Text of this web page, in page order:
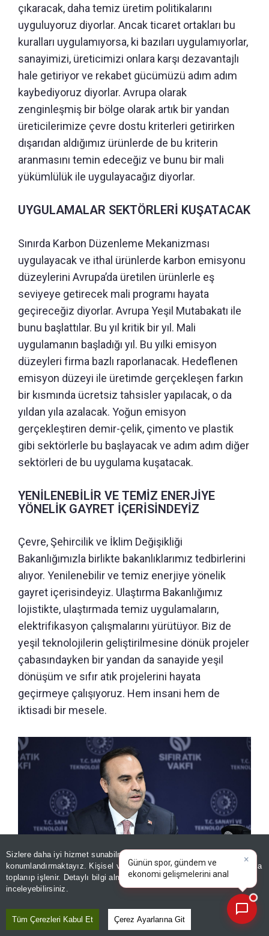
Sizlere daha iyi hizmet sunabilmek adına sitemizde
konumlandırmaktayız. Kişisel verileriniz, KVKK ve GDPR kapsamında
toplanıp işlenir. Detaylı bilgi almak içinAydınlatma Metnimizi
inceleyebilirsiniz.
Tüm Çerezleri Kabul Et Çerez Ayarlarına Git
çıkaracak, daha temiz üretim politikalarını
uyguluyoruz diyorlar. Ancak ticaret ortakları bu
kuralları uygulamıyorsa, ki bazıları uygulamıyorlar,
sanayimizi, üreticimizi onlara karşı dezavantajlı
hale getiriyor ve rekabet gücümüzü adım adım
kaybediyoruz diyorlar. Avrupa olarak
zenginleşmiş bir bölge olarak artık bir yandan
üreticilerimize çevre dostu kriterleri getirirken
dışarıdan aldığımız ürünlerde de bu kriterin
aranmasını temin edeceğiz ve bunu bir mali
yükümlülük ile uygulayacağız diyorlar.
UYGULAMALAR SEKTÖRLERİ KUŞATACAK
Sınırda Karbon Düzenleme Mekanizması
uygulayacak ve ithal ürünlerde karbon emisyonu
düzeylerini Avrupa’da üretilen ürünlerle eş
seviyeye getirecek mali programı hayata
geçireceğiz diyorlar. Avrupa Yeşil Mutabakatı ile
bunu başlattılar. Bu yıl kritik bir yıl. Mali
uygulamanın başladığı yıl. Bu yılki emisyon
düzeyleri firma bazlı raporlanacak. Hedeflenen
emisyon düzeyi ile üretimde gerçekleşen farkın
bir kısmında ücretsiz tahsisler yapılacak, o da
yıldan yıla azalacak. Yoğun emisyon
gerçekleştiren demir-çelik, çimento ve plastik
gibi sektörlerle bu başlayacak ve adım adım diğer
sektörleri de bu uygulama kuşatacak.
YENİLENEBİLİR VE TEMİZ ENERJİYE
YÖNELİK GAYRET İÇERİSİNDEYİZ
Çevre, Şehircilik ve İklim Değişikliği
Bakanlığımızla birlikte bakanlıklarımız tedbirlerini
alıyor. Yenilenebilir ve temiz enerjiye yönelik
gayret içerisindeyiz. Ulaştırma Bakanlığımız
lojistikte, ulaştırmada temiz uygulamaların,
elektrifikasyon çalışmalarını yürütüyor. Biz de
yeşil teknolojilerin geliştirilmesine dönük projeler
çabasındayken bir yandan da sanayide yeşil
dönüşüm ve sıfır atık projelerini hayata
geçirmeye çalışıyoruz. Hem insani hem de
iktisadi bir mesele.
Sıfır Atık Vakfı Başkanı Ağırbaştan çöp ithalatı çıkışı! Vatandaş
istemiyor
×
Günün spor, gündem ve
ekonomi gelişmelerini analiz
edin!